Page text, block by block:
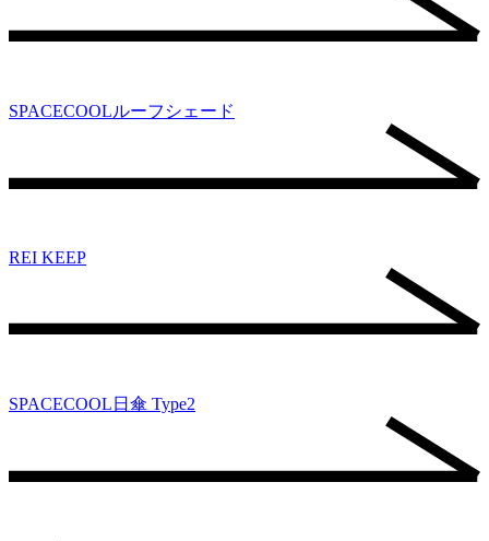
SPACECOOLルーフシェード
REI KEEP
SPACECOOL日傘 Type2